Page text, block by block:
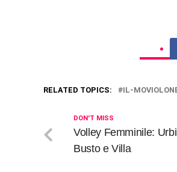
RELATED TOPICS: IL-
DON'T MISS
Volley Femminile:
Busto e Villa